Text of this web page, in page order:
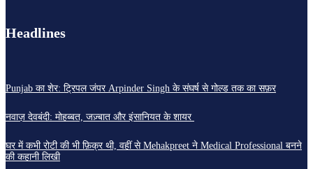
Headlines
Punjab का शेर: ट्रिपल जंपर Arpinder Singh के संघर्ष से गोल्ड तक का सफ़र
नवाज़ देवबंदी: मोहब्बत, जज़्बात और इंसानियत के शायर
घर में कभी रोटी की भी फ़िक्र थी, वहीं से Mehakpreet ने Medical Professional बनने
की कहानी लिखी